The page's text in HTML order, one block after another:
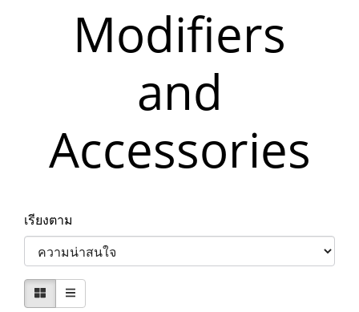
Modifiers
and
Accessories
เรียงตาม